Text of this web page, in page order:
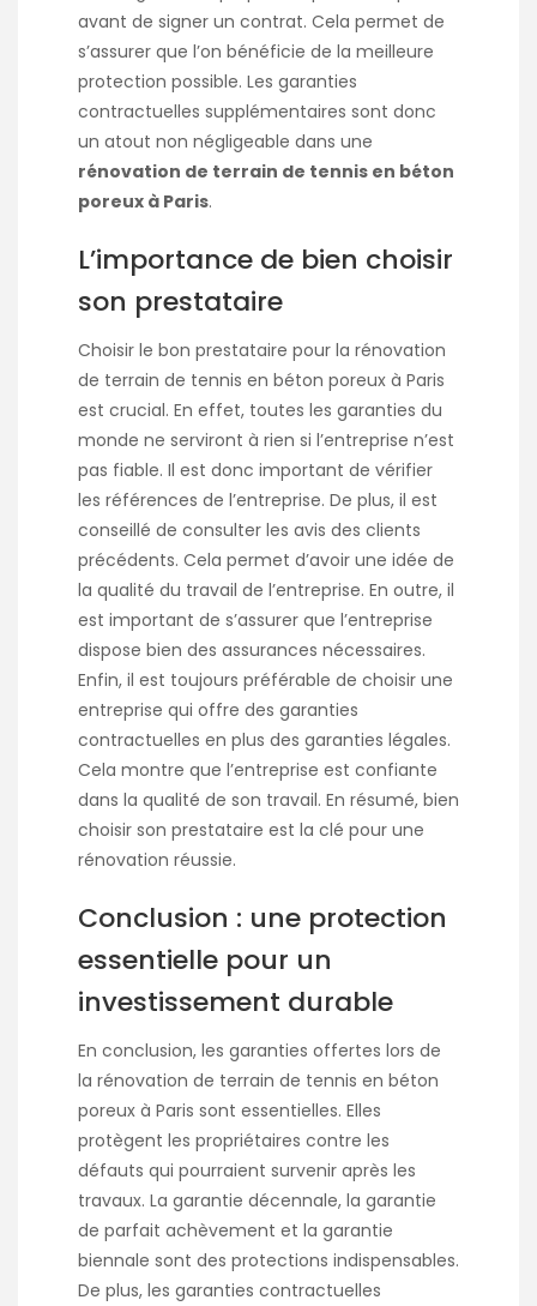
avant de signer un contrat. Cela permet de
s’assurer que l’on bénéficie de la meilleure
protection possible. Les garanties
contractuelles supplémentaires sont donc
un atout non négligeable dans une
rénovation de terrain de tennis en béton
poreux à Paris.
L’importance de bien choisir
son prestataire
Choisir le bon prestataire pour la rénovation
de terrain de tennis en béton poreux à Paris
est crucial. En effet, toutes les garanties du
monde ne serviront à rien si l’entreprise n’est
pas fiable. Il est donc important de vérifier
les références de l’entreprise. De plus, il est
conseillé de consulter les avis des clients
précédents. Cela permet d’avoir une idée de
la qualité du travail de l’entreprise. En outre, il
est important de s’assurer que l’entreprise
dispose bien des assurances nécessaires.
Enfin, il est toujours préférable de choisir une
entreprise qui offre des garanties
contractuelles en plus des garanties légales.
Cela montre que l’entreprise est confiante
dans la qualité de son travail. En résumé, bien
choisir son prestataire est la clé pour une
rénovation réussie.
Conclusion : une protection
essentielle pour un
investissement durable
En conclusion, les garanties offertes lors de
la rénovation de terrain de tennis en béton
poreux à Paris sont essentielles. Elles
protègent les propriétaires contre les
défauts qui pourraient survenir après les
travaux. La garantie décennale, la garantie
de parfait achèvement et la garantie
biennale sont des protections indispensables.
De plus, les garanties contractuelles